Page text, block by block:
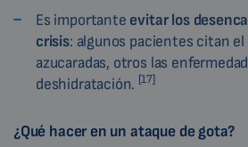
Es importante evitar los
crisis: algunos pacientes citan el
azucaradas, otros las
deshidratación. [17]
¿Qué hacer en un ataque de gota?